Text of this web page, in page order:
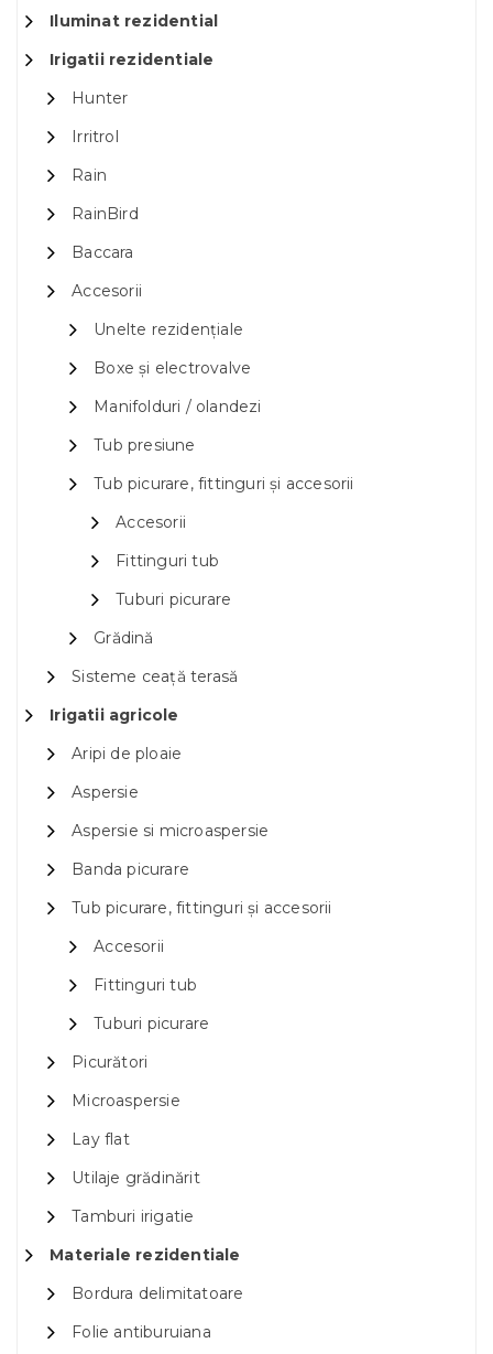
Iluminat rezidential
Irigatii rezidentiale
Hunter
Irritrol
Rain
RainBird
Baccara
Accesorii
Unelte rezidențiale
Boxe și electrovalve
Manifolduri / olandezi
Tub presiune
Tub picurare, fittinguri și accesorii
Accesorii
Fittinguri tub
Tuburi picurare
Grădină
Sisteme ceață terasă
Irigatii agricole
Aripi de ploaie
Aspersie
Aspersie si microaspersie
Banda picurare
Tub picurare, fittinguri și accesorii
Accesorii
Fittinguri tub
Tuburi picurare
Picurători
Microaspersie
Lay flat
Utilaje grădinărit
Tamburi irigatie
Materiale rezidentiale
Bordura delimitatoare
Folie antiburuiana